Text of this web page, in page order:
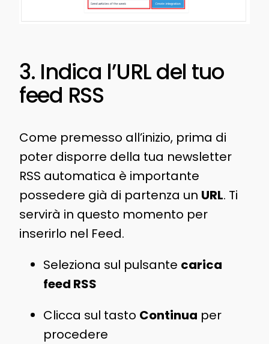
3. Indica l’URL del tuo
feed RSS
Come premesso all’inizio, prima di
poter disporre della tua newsletter
RSS automatica è importante
possedere già di partenza un URL. Ti
servirà in questo momento per
inserirlo nel Feed.
Seleziona sul pulsante carica
feed RSS
Clicca sul tasto Continua per
procedere